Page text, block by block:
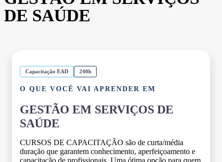
DE SAÚDE
Capacitação EAD 240h
O QUE VOCÊ VAI APRENDER EM
GESTÃO EM SERVIÇOS DE
SAÚDE
CURSOS DE CAPACITAÇÃO são de curta/média
duração que garantem conhecimento, aperfeiçoamento e
capacitação de profissionais. Uma ótima opção para quem